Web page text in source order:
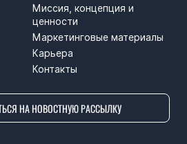
Миссия, концепция и
ценности
Маркетинговые материалы
Карьера
Контакты
НА НОВОСТНУЮ РАССЫЛКУ